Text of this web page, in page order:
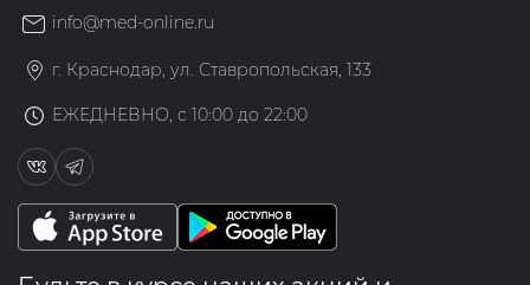
info@med-online.ru
г. Краснодар, ул. Ставропольская, 133
ЕЖЕДНЕВНО, с 10:00 до 22:00